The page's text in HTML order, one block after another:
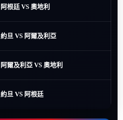
阿根廷 VS 奧地利
約旦 VS 阿爾及利亞
阿爾及利亞 VS 奧地利
約旦 VS 阿根廷